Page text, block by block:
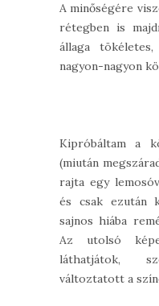
A minőségére
rétegben is
állaga
nagyon-nagyon
Kipróbáltam a
(miután
rajta egy
és csak ezután
sajnos hiába
Az utolsó
láthatjátok,
változtatott a